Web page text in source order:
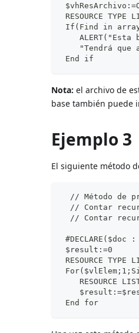
RESOURCE
If(Find in
ALERT("Esta
"Tendrá que
End if
Nota: el archivo de
base también puede
Ejemplo 3
El siguiente método
// Método de
// Contar
// Contar
$result:=0
RESOURCE
RESOURCE
End for